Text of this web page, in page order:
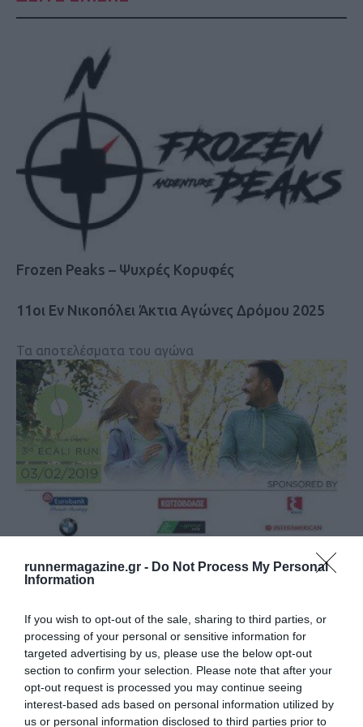
runnermagazine.gr - Do Not Process My Personal
Information
If you wish to opt-out of the sale, sharing to third parties, or
processing of your personal or sensitive information for
targeted advertising by us, please use the below opt-out
section to confirm your selection. Please note that after your
opt-out request is processed you may continue seeing
interest-based ads based on personal information utilized by
us or personal information disclosed to third parties prior to
Frozen Peaks – Ψυχρές Κορυφές
11οι Εν Νικοπόλει Άκτια Αγώνες Δρόμου 2025
Τα αποτελέσματα του αγώνα
3rd Ecali Run